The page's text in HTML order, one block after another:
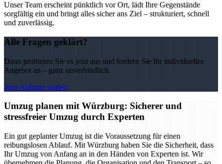
Unser Team erscheint pünktlich vor Ort, lädt Ihre Gegenstände
sorgfältig ein und bringt alles sicher ans Ziel – strukturiert, schnell
und zuverlässig.
Alle Fragen geklärt?
Dann probieren Sie es jetzt aus und fordern Sie Ihr individuelles
Angebot an – ganz unverbindlich.
Jetzt Anfrage starten
Umzug planen mit Würzburg: Sicherer und
stressfreier Umzug durch Experten
Ein gut geplanter Umzug ist die Voraussetzung für einen
reibungslosen Ablauf. Mit Würzburg haben Sie die Sicherheit, dass
Ihr Umzug von Anfang an in den Händen von Experten ist. Wir